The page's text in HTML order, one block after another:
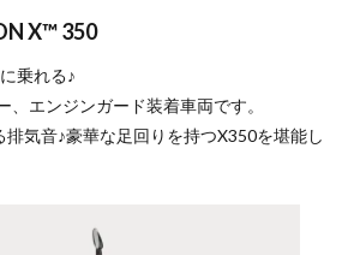
X™ 350
乗れる♪
、エンジンガード装着車両です。
気音♪豪華な足回りを持つX350を堪能し